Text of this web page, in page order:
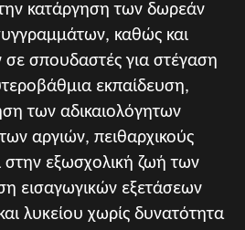
κατάργηση των δωρεάν
καθώς και
σπουδαστές για στέγαση
εκπαίδευση,
των αδικαιολόγητων
αργιών, πειθαρχικούς
στην εξωσχολική ζωή των
εισαγωγικών εξετάσεων
λυκείου χωρίς δυνατότητα